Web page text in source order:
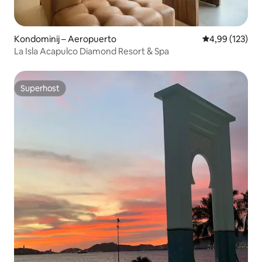
Kondominij – Aeropuerto Prosječna
4,99 (123)
La Isla Acapulco Diamond Resort & Spa
Superhost
Superhost